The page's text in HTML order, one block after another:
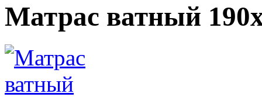
Матрас ватный